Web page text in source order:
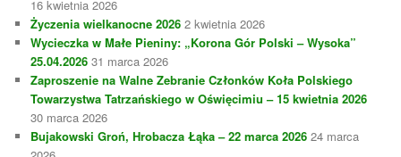
16 kwietnia 2026
Życzenia wielkanocne 2026 2 kwietnia 2026
Wycieczka w Małe Pieniny: „Korona Gór Polski – Wysoka”
25.04.2026 31 marca 2026
Zaproszenie na Walne Zebranie Członków Koła Polskiego
Towarzystwa Tatrzańskiego w Oświęcimiu – 15 kwietnia 2026
30 marca 2026
Bujakowski Groń, Hrobacza Łąka – 22 marca 2026 24 marca